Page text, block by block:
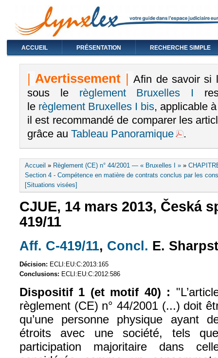
ACCUEIL PRÉSENTATION RECHERCHE SIMPLE
|Avertissement | Afin de savoir si
sous le règlement Bruxelles I
le règlement Bruxelles I bis, applicable
il est recommandé de comparer les
grâce au Tableau Panoramique .
Vous êtes ici
Accueil » Règlement (CE) n° 44/2001 — « Bruxelles I » »
Section 4 - Compétence en matière de contrats conclus par les
[Situations visées]
CJUE, 14 mars 2013, Česká
419/11
Aff. C-419/11 (le lien est externe)
, Concl. (le lien est
E.
Décision: ECLI:EU:C:2013:165
Conclusions: ECLI:EU:C:2012:586
Dispositif 1 (et motif 40) :
règlement (CE) n° 44/2001 (...) doit
qu’une personne physique ayant
étroits avec une société, tels
participation majoritaire dans